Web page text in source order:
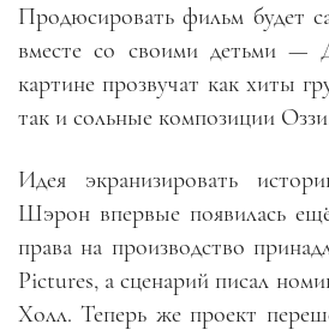
Продюсировать фильм будет
вместе со своими детьми
картине прозвучат как хиты
так и сольные композиции
Идея экранизировать
Шэрон впервые появилась
права на производство
Pictures, а сценарий писал
Холл. Теперь же проект